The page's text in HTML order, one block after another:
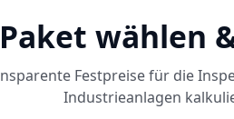
Paket wählen
Festpreise für die
Industrieanlagen